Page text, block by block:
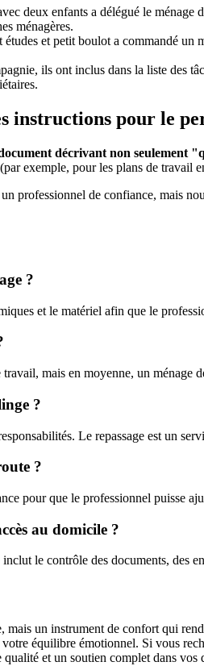
deux enfants a délégué le
ménagères.
et petit boulot a commandé un
ils ont inclus dans la liste des
pour le
décrivant non seulement
exemple, pour les plans de
professionnel de confiance, mais
?
et le matériel afin que le
mais en moyenne, un ménage
?
Le repassage est un
?
pour que le professionnel puisse
au domicile ?
le contrôle des documents, des
un instrument de confort qui
équilibre émotionnel. Si vous
et un soutien complet dans vos